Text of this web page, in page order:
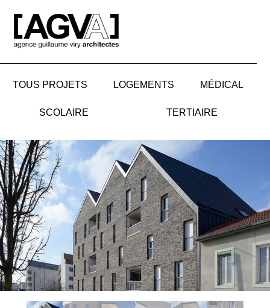
contenu
TOUS PROJETS LOGEMENTS MÉDICAL
SCOLAIRE TERTIAIRE